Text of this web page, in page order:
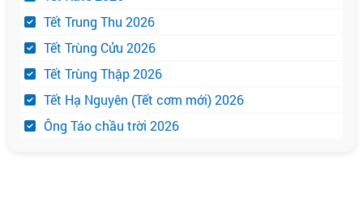
Tết Trung Thu 2026
Tết Trùng Cửu 2026
Tết Trùng Thập 2026
Tết Hạ Nguyên (Tết cơm mới) 2026
Ông Táo chầu trời 2026